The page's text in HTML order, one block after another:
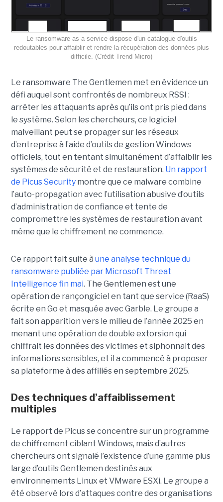
Le ransomware as a service dispose d'un catalogue d'outils
redoutables pour affaiblir et rendre la récupération des données plus
difficile. (Crédit Trend Micro)
Le ransomware The Gentlemen met en évidence un
défi auquel sont confrontés de nombreux RSSI :
arrêter les attaquants après qu’ils ont pris pied dans
le système. Selon les chercheurs, ce logiciel
malveillant peut se propager sur les réseaux
d’entreprise à l’aide d’outils de gestion Windows
officiels, tout en tentant simultanément d’affaiblir les
systèmes de sécurité et de restauration. Un rapport
de Picus Securitymontre que ce malware combine
l’auto-propagation avec l’utilisation abusive d’outils
d’administration de confiance et tente de
compromettre les systèmes de restauration avant
même que le chiffrement ne commence.
Ce rapport fait suite à une analyse technique du
ransomware publiée par Microsoft Threat
Intelligence fin mai. The Gentlemen est une
opération de rançongiciel en tant que service (RaaS)
écrite en Go et masquée avec Garble. Le groupe a
fait son apparition vers le milieu de l’année 2025 en
menant une opération de double extorsion qui
chiffrait les données des victimes et siphonnait des
informations sensibles, et il a commencé à proposer
sa plateforme à des affiliés en septembre 2025.
Des techniques d’affaiblissement
multiples
Le rapport de Picus se concentre sur un programme
de chiffrement ciblant Windows, mais d’autres
chercheurs ont signalé l’existence d’une gamme plus
large d’outils Gentlemen destinés aux
environnements Linux et VMware ESXi. Le groupe a
été observé lors d’attaques contre des organisations